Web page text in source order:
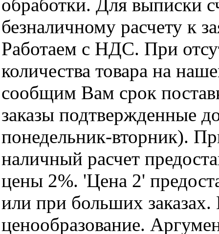
обработки. Для выписки
безналичному расчету к
Работаем с НДС. При
количества товара на
сообщим Вам срок
заказы подтвержденные
понедельник-вторник).
наличный расчет
цены 2%. 'Цена 2'
или при больших
ценообразование.